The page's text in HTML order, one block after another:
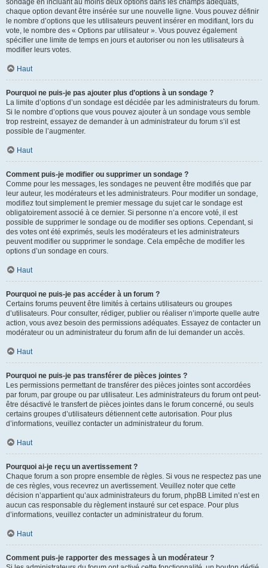
sondage en incluant au moins deux options dans les champs adéquats,
chaque option devant être insérée sur une nouvelle ligne. Vous pouvez définir
le nombre d’options que les utilisateurs peuvent insérer en modifiant, lors du
vote, le nombre des « Options par utilisateur ». Vous pouvez également
spécifier une limite de temps en jours et autoriser ou non les utilisateurs à
modifier leurs votes.
Haut
Pourquoi ne puis-je pas ajouter plus d’options à un sondage ?
La limite d’options d’un sondage est décidée par les administrateurs du forum.
Si le nombre d’options que vous pouvez ajouter à un sondage vous semble
trop restreint, essayez de demander à un administrateur du forum s’il est
possible de l’augmenter.
Haut
Comment puis-je modifier ou supprimer un sondage ?
Comme pour les messages, les sondages ne peuvent être modifiés que par
leur auteur, les modérateurs et les administrateurs. Pour modifier un sondage,
modifiez tout simplement le premier message du sujet car le sondage est
obligatoirement associé à ce dernier. Si personne n’a encore voté, il est
possible de supprimer le sondage ou de modifier ses options. Cependant, si
des votes ont été exprimés, seuls les modérateurs et les administrateurs
peuvent modifier ou supprimer le sondage. Cela empêche de modifier les
options d’un sondage en cours.
Haut
Pourquoi ne puis-je pas accéder à un forum ?
Certains forums peuvent être limités à certains utilisateurs ou groupes
d’utilisateurs. Pour consulter, rédiger, publier ou réaliser n’importe quelle autre
action, vous avez besoin des permissions adéquates. Essayez de contacter un
modérateur ou un administrateur du forum afin de lui demander un accès.
Haut
Pourquoi ne puis-je pas transférer de pièces jointes ?
Les permissions permettant de transférer des pièces jointes sont accordées
par forum, par groupe ou par utilisateur. Les administrateurs du forum ont peut-
être désactivé le transfert de pièces jointes dans le forum concerné, ou seuls
certains groupes d’utilisateurs détiennent cette autorisation. Pour plus
d’informations, veuillez contacter un administrateur du forum.
Haut
Pourquoi ai-je reçu un avertissement ?
Chaque forum a son propre ensemble de règles. Si vous ne respectez pas une
de ces règles, vous recevrez un avertissement. Veuillez noter que cette
décision n’appartient qu’aux administrateurs du forum, phpBB Limited n’est en
aucun cas responsable du règlement instauré sur cet espace. Pour plus
d’informations, veuillez contacter un administrateur du forum.
Haut
Comment puis-je rapporter des messages à un modérateur ?